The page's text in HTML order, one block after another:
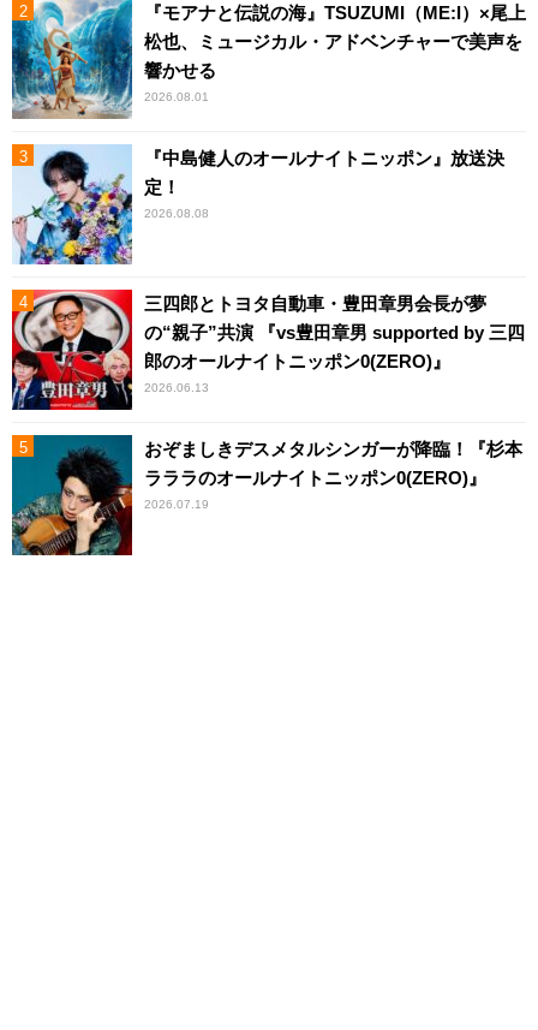
『モアナと伝説の海』TSUZUMI（ME:I）×尾上
松也、ミュージカル・アドベンチャーで美声を
響かせる
2026.08.01
『中島健人のオールナイトニッポン』放送決
定！
2026.08.08
三四郎とトヨタ自動車・豊田章男会長が夢
の“親子”共演 『vs豊田章男 supported by 三四
郎のオールナイトニッポン0(ZERO)』
2026.06.13
おぞましきデスメタルシンガーが降臨！『杉本
ラララのオールナイトニッポン0(ZERO)』
2026.07.19